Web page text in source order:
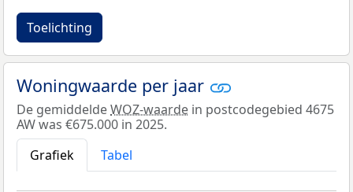
Toelichting
Woningwaarde per jaar
De gemiddeldeWOZ-waarde in postcodegebied 4675
AW was €675.000 in 2025.
Grafiek
Tabel